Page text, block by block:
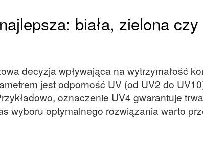
biała, zielona czy
decyzja wpływająca na wytrzymałość
jest odporność UV (od UV2 do
oznaczenie UV4 gwarantuje
wyboru optymalnego rozwiązania warto